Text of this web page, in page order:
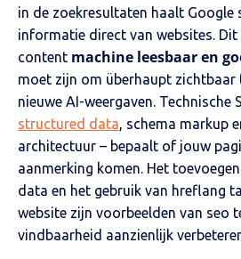
in de zoekresultaten haalt Google
informatie direct van websites.
content machine leesbaar en
moet zijn om überhaupt zichtbaar
nieuwe AI-weergaven. Technische
structured data, schema markup
architectuur – bepaalt of jouw
aanmerking komen. Het
data en het gebruik van hreflang
website zijn voorbeelden van seo
vindbaarheid aanzienlijk